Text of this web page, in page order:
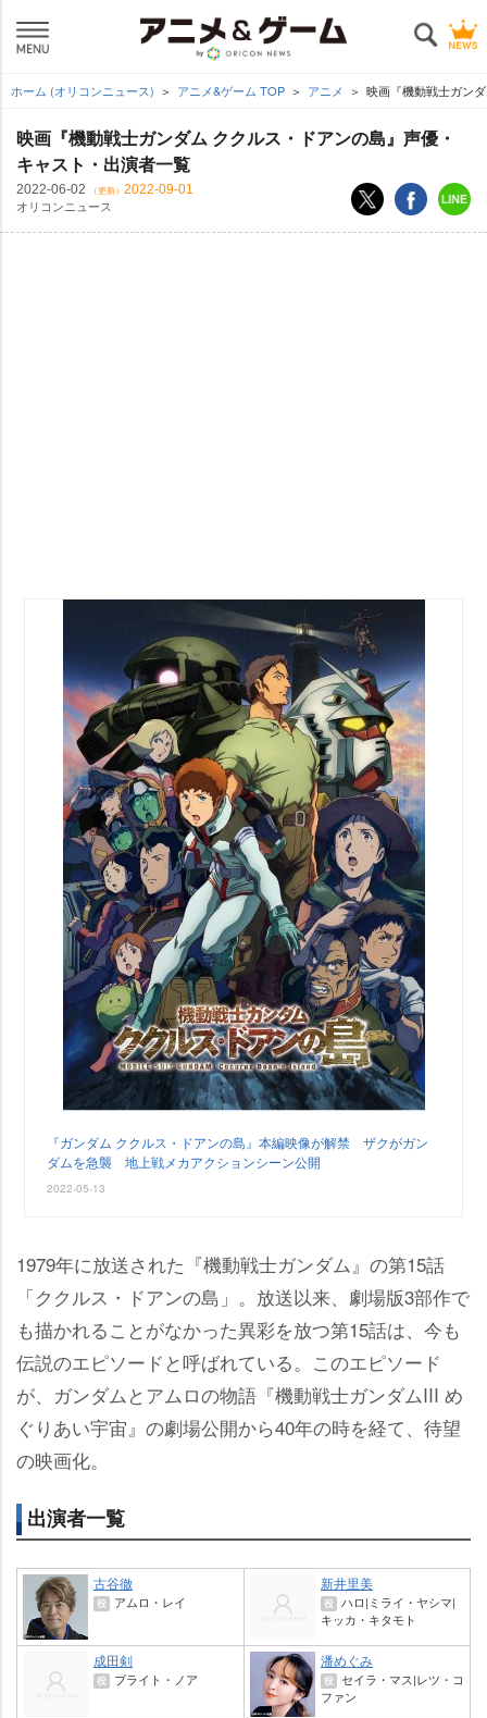
ホーム (オリコンニュース) アニメ&ゲーム TOP アニメ 映画『機動戦士ガン
映画『機動戦士ガンダム ククルス・ドアンの島』声優・
キャスト・出演者一覧
2022-06-02 （更新） 2022-09-01
オリコンニュース
『ガンダム ククルス・ドアンの島』本編映像が解禁 ザクがガン
ダムを急襲 地上戦メカアクションシーン公開
2022-05-13
1979年に放送された『機動戦士ガンダム』の第15話
「ククルス・ドアンの島」。放送以来、劇場版3部作で
も描かれることがなかった異彩を放つ第15話は、今も
伝説のエピソードと呼ばれている。このエピソード
が、ガンダムとアムロの物語『機動戦士ガンダムIII め
ぐりあい宇宙』の劇場公開から40年の時を経て、待望
の映画化。
出演者一覧
古谷徹
役 アムロ・レイ
新井里美
役 ハロ|ミライ・ヤシマ|
キッカ・キタモト
成田剣
役 ブライト・ノア
潘めぐみ
役 セイラ・マス|レツ・コ
ファン